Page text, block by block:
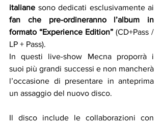
italiane sono dedicati esclusivamente ai
fan che pre-ordineranno l’album in
formato “Experience Edition” (CD+Pass /
LP + Pass).
In questi live-show Mecna proporrà i
suoi più grandi successi e non mancherà
l’occasione di presentare in anteprima
un assaggio del nuovo disco.
Il disco include le collaborazioni con